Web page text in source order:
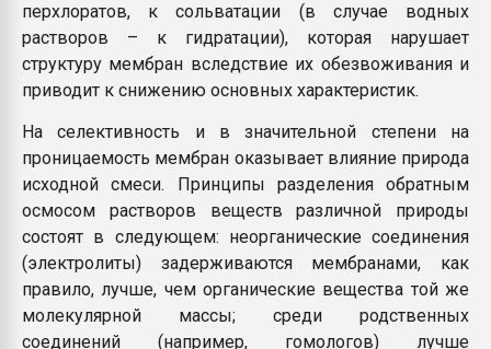
перхлоратов, к сольватации (в случае водных
растворов – к гидратации), которая нарушает
структуру мембран вследствие их обезвоживания и
приводит к снижению основных характеристик.
На селективность и в значительной степени на
проницаемость мембран оказывает влияние природа
исходной смеси. Принципы разделения обратным
осмосом растворов веществ различной природы
состоят в следующем: неорганические соединения
(электролиты) задерживаются мембранами, как
правило, лучше, чем органические вещества той же
молекулярной массы; среди родственных
соединений (например, гомологов) лучше